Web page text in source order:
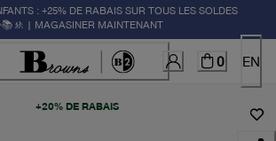
: +25% DE RABAIS SUR TOUS LES SOLDES
| MAGASINER MAINTENANT
0 EN
+20% DE RABAIS